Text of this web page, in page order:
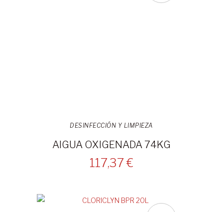
DESINFECCIÓN Y LIMPIEZA
AIGUA OXIGENADA 74KG
117,37 €